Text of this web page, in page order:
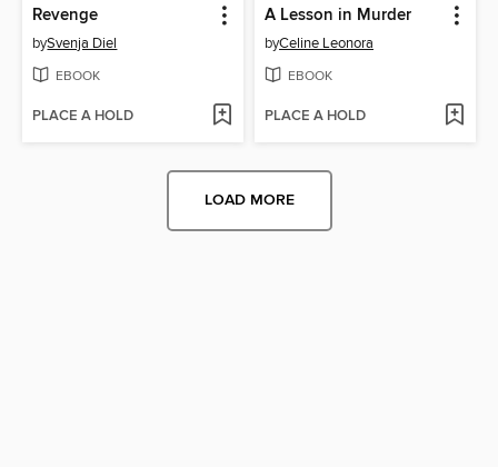
Revenge
bySvenja Diel
EBOOK
PLACE A HOLD
A Lesson in Murder
byCeline Leonora
EBOOK
PLACE A HOLD
LOAD MORE